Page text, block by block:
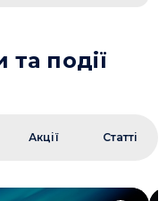
події
Акції Статті